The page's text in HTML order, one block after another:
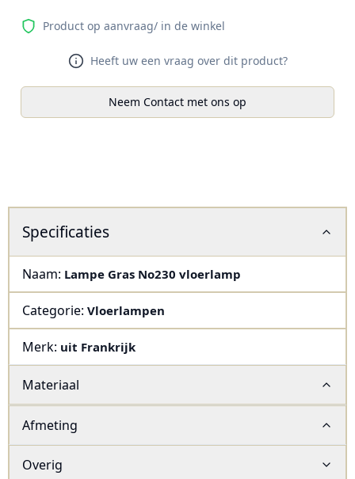
Product op aanvraag/ in de winkel
Heeft uw een vraag over dit product?
Neem Contact met ons op
Specificaties
Naam: Lampe Gras No230 vloerlamp
Categorie: Vloerlampen
Merk: uit Frankrijk
Materiaal
Afmeting
Overig